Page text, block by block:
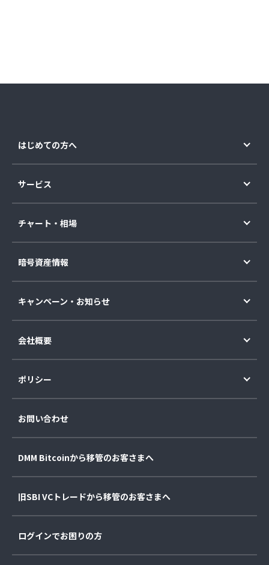
はじめての方へ
サービス
チャート・相場
暗号資産情報
キャンペーン・お知らせ
会社概要
ポリシー
お問い合わせ
DMM Bitcoinから移管のお客さまへ
旧SBI VCトレードから移管のお客さまへ
ログインでお困りの方